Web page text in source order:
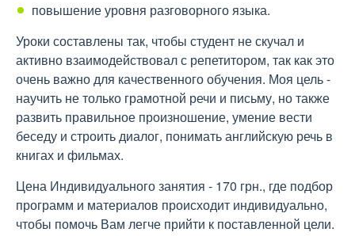
повышение уровня разговорного языка.
Уроки составлены так, чтобы студент не скучал и
активно взаимодействовал с репетитором, так как это
очень важно для качественного обучения. Моя цель -
научить не только грамотной речи и письму, но также
развить правильное произношение, умение вести
беседу и строить диалог, понимать английскую речь в
книгах и фильмах.
Цена Индивидуального занятия - 170 грн., где подбор
программ и материалов происходит индивидуально,
чтобы помочь Вам легче прийти к поставленной цели.